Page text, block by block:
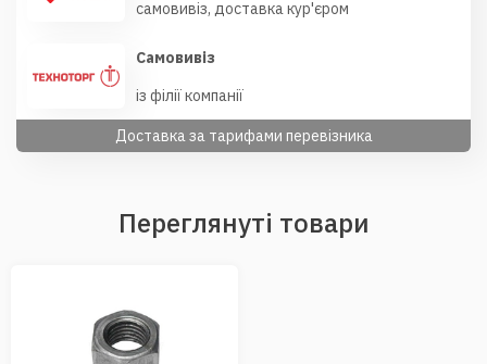
самовивіз, доставка кур'єром
Самовивіз
із філії компанії
Доставка за тарифами перевізника
Переглянуті товари